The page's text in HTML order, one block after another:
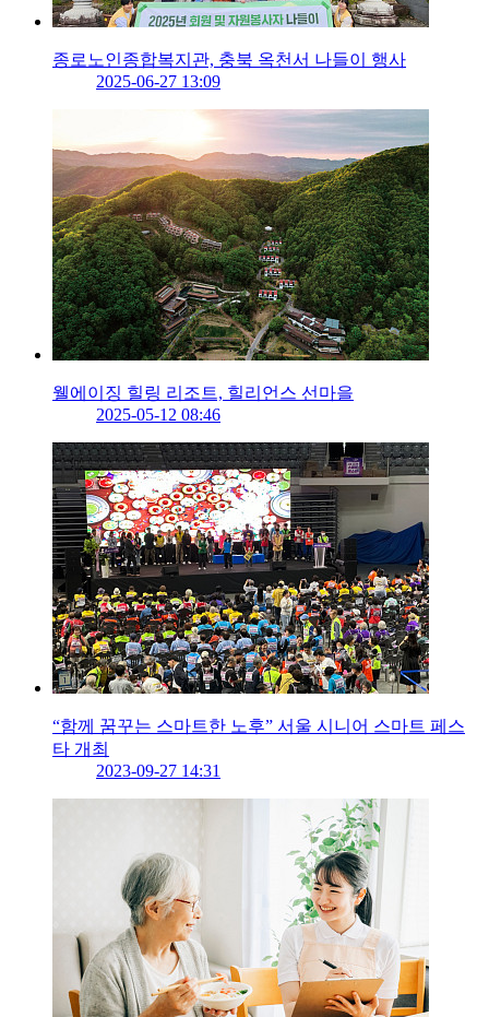
종로노인종합복지관, 충북 옥천서 나들이 행사
2025-06-27 13:09
웰에이징 힐링 리조트, 힐리언스 선마을
2025-05-12 08:46
“함께 꿈꾸는 스마트한 노후” 서울 시니어 스마트 페스
타 개최
2023-09-27 14:31